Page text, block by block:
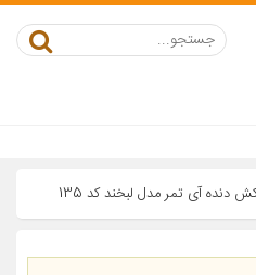
دنده آی تمر مدل لبخند کد 135